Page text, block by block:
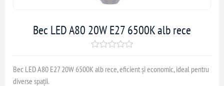
Bec LED A80 20W E27 6500K alb rece
Bec LED A80 E27 20W 6500K alb rece, eficient și economic, ideal pentru
diverse spații.